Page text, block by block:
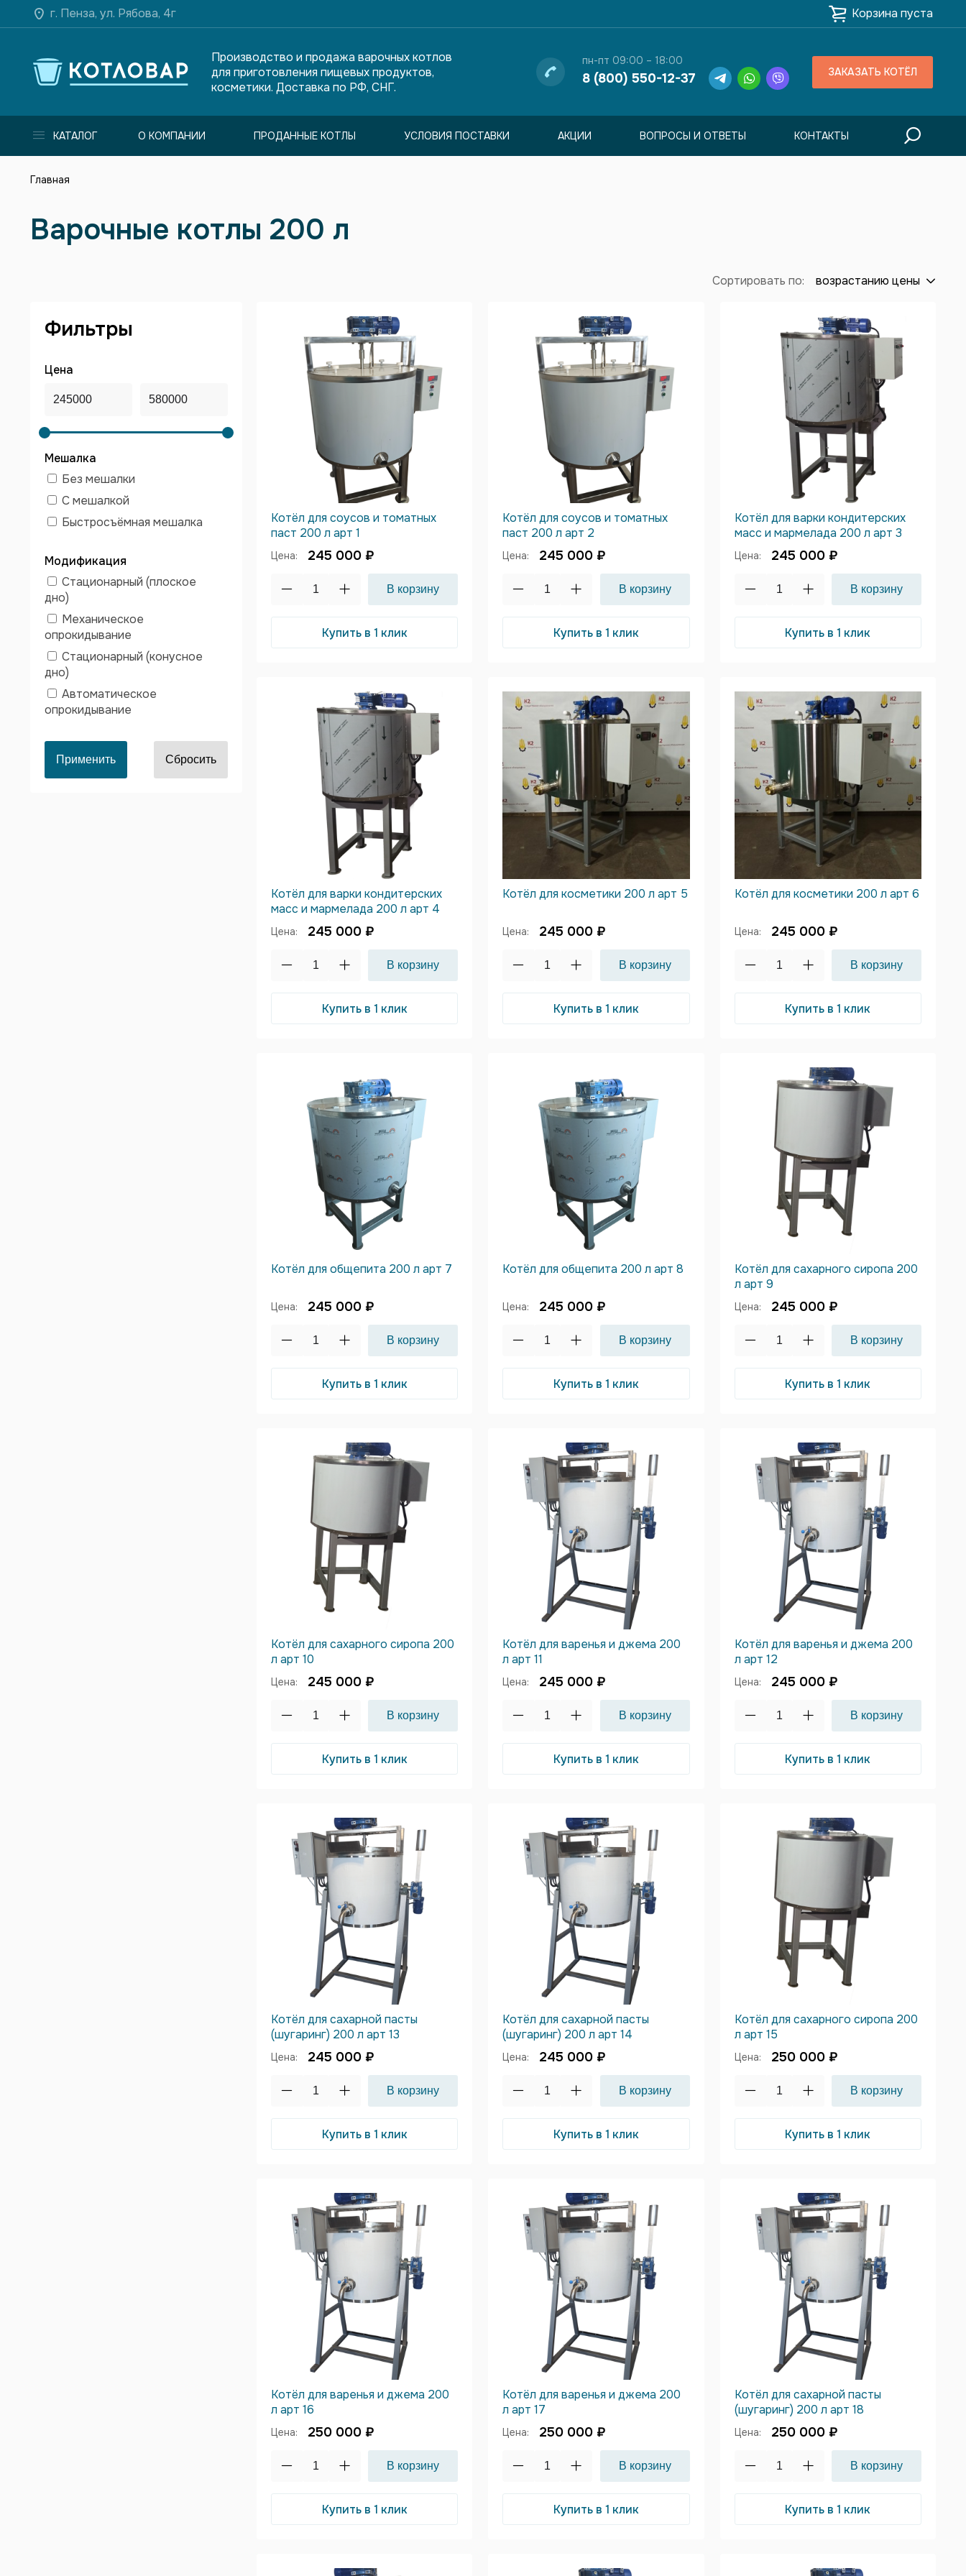
г. Пенза, ул. Рябова, 4г Корзина пуста
Производство и продажа варочных котлов
для приготовления пищевых продуктов,
косметики. Доставка по РФ, СНГ.
8 (800) 550-12-37
пн-пт 09:00 – 18:00
ЗАКАЗАТЬ КОТЁЛ
КАТАЛОГ О КОМПАНИИ ПРОДАННЫЕ КОТЛЫ УСЛОВИЯ ПОСТАВКИ АКЦИИ ВОПРОСЫ И ОТВЕТЫ КОНТАКТЫ
Главная
Варочные котлы 200 л
Фильтры
Цена
Мешалка
Без мешалки
С мешалкой
Быстросъёмная мешалка
Модификация
Стационарный (плоское
дно)
Механическое
опрокидывание
Стационарный (конусное
дно)
Автоматическое
опрокидывание
Сортировать по: возрастанию цены
Котёл для соусов и томатных
паст 200 л арт 1
Цена: 245 000 ₽
Купить в 1 клик
Котёл для соусов и томатных
паст 200 л арт 2
Цена: 245 000 ₽
Купить в 1 клик
Котёл для варки кондитерских
масс и мармелада 200 л арт 3
Цена: 245 000 ₽
Купить в 1 клик
Котёл для варки кондитерских
масс и мармелада 200 л арт 4
Цена: 245 000 ₽
Купить в 1 клик
Котёл для косметики 200 л арт 5
Цена: 245 000 ₽
Купить в 1 клик
Котёл для косметики 200 л арт 6
Цена: 245 000 ₽
Купить в 1 клик
Котёл для общепита 200 л арт 7
Цена: 245 000 ₽
Купить в 1 клик
Котёл для общепита 200 л арт 8
Цена: 245 000 ₽
Купить в 1 клик
Котёл для сахарного сиропа 200
л арт 9
Цена: 245 000 ₽
Купить в 1 клик
Котёл для сахарного сиропа 200
л арт 10
Цена: 245 000 ₽
Купить в 1 клик
Котёл для варенья и джема 200
л арт 11
Цена: 245 000 ₽
Купить в 1 клик
Котёл для варенья и джема 200
л арт 12
Цена: 245 000 ₽
Купить в 1 клик
Котёл для сахарной пасты
(шугаринг) 200 л арт 13
Цена: 245 000 ₽
Купить в 1 клик
Котёл для сахарной пасты
(шугаринг) 200 л арт 14
Цена: 245 000 ₽
Купить в 1 клик
Котёл для сахарного сиропа 200
л арт 15
Цена: 250 000 ₽
Купить в 1 клик
Котёл для варенья и джема 200
л арт 16
Цена: 250 000 ₽
Купить в 1 клик
Котёл для варенья и джема 200
л арт 17
Цена: 250 000 ₽
Купить в 1 клик
Котёл для сахарной пасты
(шугаринг) 200 л арт 18
Цена: 250 000 ₽
Купить в 1 клик